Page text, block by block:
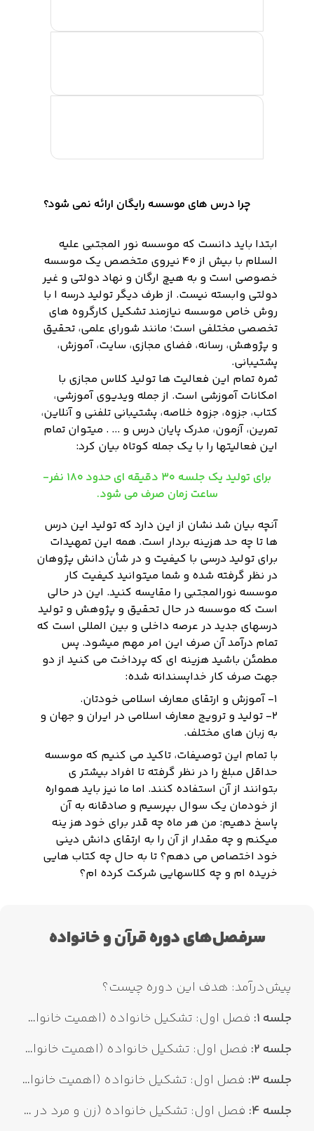
چرا درس های موسسه رایگان ارائه نمی شود؟
ابتدا باید دانست که موسسه نور المجتبی علیه
السلام با بیش از ٤٠ نیروی متخصص یک موسسه
خصوصی است و به هیچ ارگان و نهاد دولتی و غیر
دولتی وابسته نیست. از طرف دیگر تولید درسه ا با
روش خاص موسسه نیازمند تشکیل کارگروه های
تخصصی مختلفی است؛ مانند شورای علمی، تحقیق
و پژوهش، رسانه، فضای مجازی، سایت، آموزش،
پشتیبانی.
ثمره تمام این فعالیت ها تولید کلاس مجازی با
امکانات آموزشی است. از جمله ویدیوی آموزشی،
کتاب، جزوه، جزوه خلاصه، پشتیبانی تلفنی و آنلاین،
تمرین، آزمون، مدرک پایان درس و ... . میتوان تمام
این فعالیتها را با یک جمله کوتاه بیان کرد:
برای تولید یک جلسه ٣٠ دقیقه ای حدود ۱۸۰ نفر-
ساعت زمان صرف می شود.
آنچه بیان شد نشان از این دارد که تولید این درس
ها تا چه حد هزینه بردار است. همه این تمهیدات
برای تولید درسی با کیفیت و در شأن دانش پژوهان
در نظر گرفته شده و شما میتوانید کیفیت کار
موسسه نورالمجتبی را مقایسه کنید. این در حالی
است که موسسه در حال تحقیق و پژوهش و تولید
درسهای جدید در عرصه داخلی و بین المللی است که
تمام درآمد آن صرف این امر مهم میشود. پس
مطمئن باشید هزینه ای که پرداخت می کنید از دو
جهت صرف کار خداپسندانه شده:
۱- آموزش و ارتقای معارف اسلامی خودتان.
۲- تولید و ترویج معارف اسلامی در ایران و جهان و
به زبان های مختلف.
با تمام این توصیفات، تاکید می کنیم که موسسه
حداقل مبلغ را در نظر گرفته تا افراد بیشتر ی
بتوانند از آن استفاده کنند. اما ما نیز باید همواره
از خودمان یک سوال بپرسیم و صادقانه به آن
پاسخ دهیم: من هر ماه چه قدر برای خود هز ینه
میکنم و چه مقدار از آن را به ارتقای دانش دینی
خود اختصاص می دهم؟ تا به حال چه کتاب هایی
خریده ام و چه کلاسهایی شرکت کرده ام؟
سرفصل‌های دوره قرآن و خانواده
پیش‌درآمد: هدف این دوره چیست؟
جلسه 1:
فصل اول: تشکیل خانواده (اهمیت خانواده ۱)
جلسه 2:
فصل اول: تشکیل خانواده (اهمیت خانواده 2)
جلسه 3:
فصل اول: تشکیل خانواده (اهمیت خانواده 3)
جلسه 4:
فصل اول: تشکیل خانواده (زن و مرد در نگاه قرآن)